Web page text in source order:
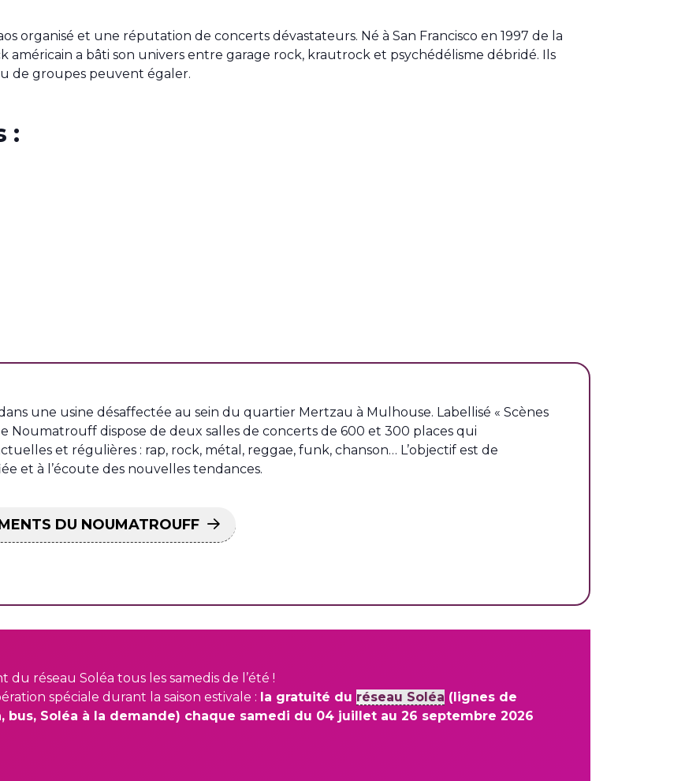
organisé et une réputation de concerts dévastateurs. Né à San Francisco en 1997 de la
a bâti son univers entre garage rock, krautrock et psychédélisme débridé. Ils
de groupes peuvent égaler.
:
dans une usine désaffectée au sein du quartier Mertzau à Mulhouse. Labellisé « Scènes
Noumatrouff dispose de deux salles de concerts de 600 et 300 places qui
et régulières : rap, rock, métal, reggae, funk, chanson… L’objectif est de
et à l’écoute des nouvelles tendances.
DU NOUMATROUFF
réseau Soléa tous les samedis de l’été !
spéciale durant la saison estivale : la gratuité du réseau Soléa (lignes de
bus, Soléa à la demande) chaque samedi du 04 juillet au 26 septembre 2026